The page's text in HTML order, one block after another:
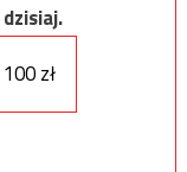
100 zł